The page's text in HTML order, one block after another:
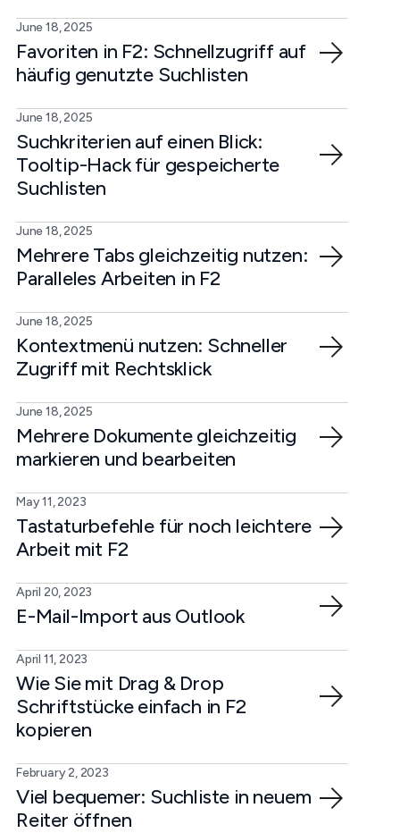
June 18, 2025
Favoriten in F2: Schnellzugriff auf
häufig genutzte Suchlisten
June 18, 2025
Suchkriterien auf einen Blick:
Tooltip-Hack für gespeicherte
Suchlisten
June 18, 2025
Mehrere Tabs gleichzeitig nutzen:
Paralleles Arbeiten in F2
June 18, 2025
Kontextmenü nutzen: Schneller
Zugriff mit Rechtsklick
June 18, 2025
Mehrere Dokumente gleichzeitig
markieren und bearbeiten
May 11, 2023
Tastaturbefehle für noch leichtere
Arbeit mit F2
April 20, 2023
E-Mail-Import aus Outlook
April 11, 2023
Wie Sie mit Drag & Drop
Schriftstücke einfach in F2
kopieren
February 2, 2023
Viel bequemer: Suchliste in neuem
Reiter öffnen